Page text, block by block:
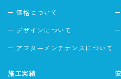
価格について
デザインについて
アフターメンテナンスについて
施工実績